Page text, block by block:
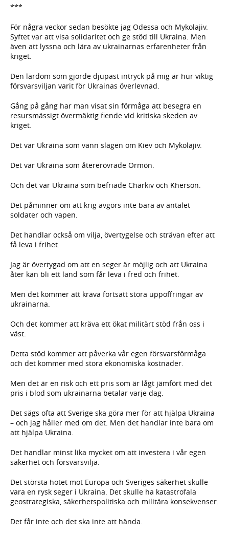
***
För några veckor sedan besökte jag Odessa och Mykolajiv.
Syftet var att visa solidaritet och ge stöd till Ukraina. Men
även att lyssna och lära av ukrainarnas erfarenheter från
kriget.
Den lärdom som gjorde djupast intryck på mig är hur viktig
försvarsviljan varit för Ukrainas överlevnad.
Gång på gång har man visat sin förmåga att besegra en
resursmässigt övermäktig fiende vid kritiska skeden av
kriget.
Det var Ukraina som vann slagen om Kiev och Mykolajiv.
Det var Ukraina som återerövrade Ormön.
Och det var Ukraina som befriade Charkiv och Kherson.
Det påminner om att krig avgörs inte bara av antalet
soldater och vapen.
Det handlar också om vilja, övertygelse och strävan efter att
få leva i frihet.
Jag är övertygad om att en seger är möjlig och att Ukraina
åter kan bli ett land som får leva i fred och frihet.
Men det kommer att kräva fortsatt stora uppoffringar av
ukrainarna.
Och det kommer att kräva ett ökat militärt stöd från oss i
väst.
Detta stöd kommer att påverka vår egen försvarsförmåga
och det kommer med stora ekonomiska kostnader.
Men det är en risk och ett pris som är lågt jämfört med det
pris i blod som ukrainarna betalar varje dag.
Det sägs ofta att Sverige ska göra mer för att hjälpa Ukraina
– och jag håller med om det. Men det handlar inte bara om
att hjälpa Ukraina.
Det handlar minst lika mycket om att investera i vår egen
säkerhet och försvarsvilja.
Det största hotet mot Europa och Sveriges säkerhet skulle
vara en rysk seger i Ukraina. Det skulle ha katastrofala
geostrategiska, säkerhetspolitiska och militära konsekvenser.
Det får inte och det ska inte att hända.